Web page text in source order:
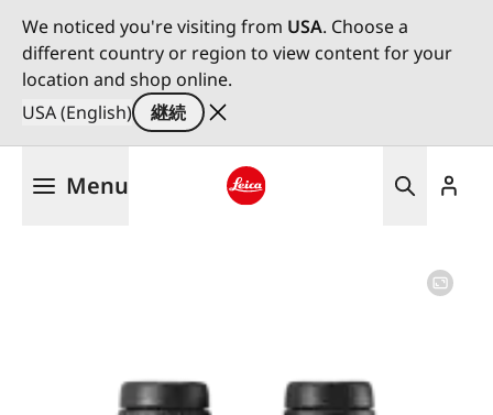
We noticed you're visiting from USA. Choose a
different country or region to view content for your
location and shop online.
USA (English)
継続
Menu